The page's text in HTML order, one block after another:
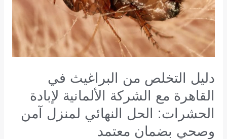
دليل التخلص من البراغيث في
القاهرة مع الشركة الألمانية لإبادة
الحشرات: الحل النهائي لمنزل آمن
وصحي بضمان معتمد
في
القاهرة
مع
الشركة
لإبادة
الحشرات:
الحل
النهائي
لمنزل